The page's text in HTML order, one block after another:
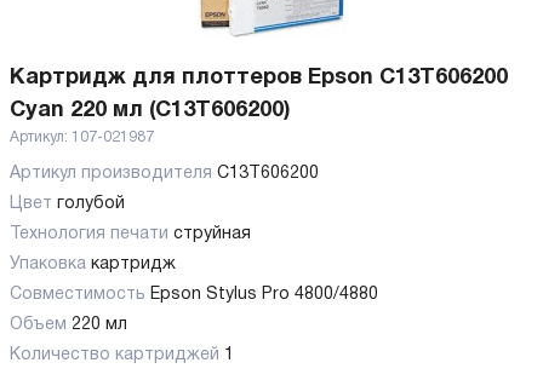
Картридж для плоттеров Epson C13T606200
Cyan 220 мл (C13T606200)
Артикул: 107-021987
Артикул производителя C13T606200
Цвет голубой
Технология печати струйная
Упаковка картридж
Совместимость Epson Stylus Pro 4800/4880
Объем 220 мл
Количество картриджей 1